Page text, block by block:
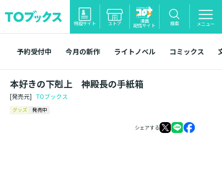
特設サイト ストア 漫画
配信サイト 検索 メニュー
予約受付中 今月の新作 ライトノベル コミックス
本好きの下剋上 神殿長の手紙箱
[発売元] TOブックス
グッズ 発売中
シェアする